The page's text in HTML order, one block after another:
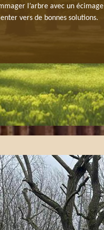
l’arbre avec un écimage
vers de bonnes solutions.